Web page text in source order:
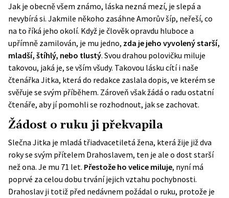
Jak je obecně všem známo, láska nezná mezí, je slepá a
nevybírá si. Jakmile někoho zasáhne Amorův šíp, neřeší, co
na to říká jeho okolí. Když je člověk opravdu hluboce a
upřímně zamilován, je mu jedno, zda je jeho vyvolený starší,
mladší, štíhlý, nebo tlustý. Svou drahou polovičku miluje
takovou, jaká je, se vším všudy. Takovou lásku cítí i naše
čtenářka Jitka, která do redakce zaslala dopis, ve kterém se
svěřuje se svým příběhem. Zároveň však žádá o radu ostatní
čtenáře, aby jí pomohli se rozhodnout, jak se zachovat.
Žádost o ruku ji překvapila
Slečna Jitka je mladá třiadvacetiletá žena, která žije již dva
roky se svým přítelem Drahoslavem, ten je ale o dost starší
než ona. Je mu 71 let. Přestože ho velice miluje, nyní má
poprvé za celou dobu trvání jejich vztahu pochybnosti.
Drahoslav ji totiž před nedávnem požádal o ruku, protože je